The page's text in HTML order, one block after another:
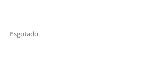
Esgotado